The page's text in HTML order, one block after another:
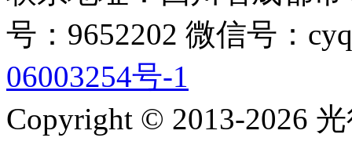
号：9652202 微信号：
06003254号-1
Copyright © 2013-2026